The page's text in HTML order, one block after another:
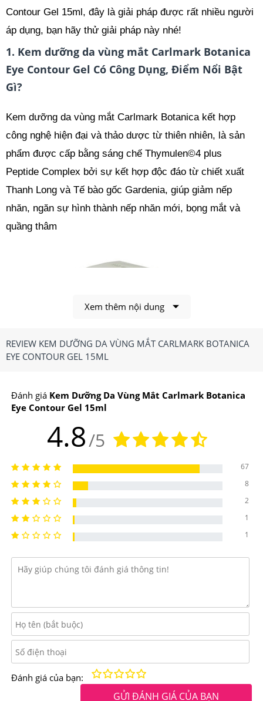
Contour Gel 15ml, đây là giải pháp được rất nhiều người
áp dụng, bạn hãy thử giải pháp này nhé!
1. Kem dưỡng da vùng mắt Carlmark Botanica
Eye Contour Gel Có Công Dụng, Điểm Nổi Bật
Gì?
Kem dưỡng da vùng mắt Carlmark Botanica kết hợp
công nghệ hiện đại và thảo dược từ thiên nhiên, là sản
phẩm được cấp bằng sáng chế Thymulen©4 plus
Peptide Complex bởi sự kết hợp độc đáo từ chiết xuất
Thanh Long và Tế bào gốc Gardenia, giúp giảm nếp
nhăn, ngăn sự hình thành nếp nhăn mới, bọng mắt và
quầng thâm
Công dụng chính:
-Giảm thâm quầng và bọng mắt
2. Kem dưỡng da vùng mắt Carlmark Botanica
Eye Contour Gel Có Nguồn Gốc Xuất Xứ Từ Đâu,
Thành Phần Như Thế Nào?
Thương hiệu: Carlmark. Xuất xứ : Úc
Xem thêm nội dung
REVIEW KEM DƯỠNG DA VÙNG MẮT CARLMARK BOTANICA
EYE CONTOUR GEL 15ML
Đánh giá Kem Dưỡng Da Vùng Mắt Carlmark Botanica
Eye Contour Gel 15ml
4.8/5
67
8
2
1
1
Đánh giá của bạn: Tuyệt vời!
Rất tốt
Trung bình
Fair
Kém
GỬI ĐÁNH GIÁ CỦA BẠN